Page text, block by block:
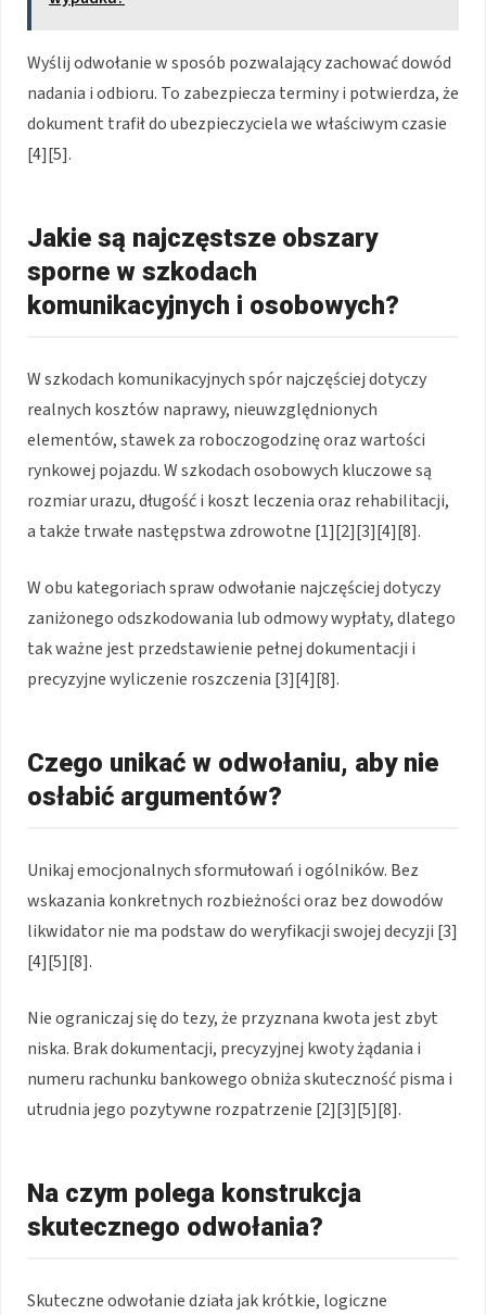
Wyślij odwołanie w sposób pozwalający zachować dowód
nadania i odbioru. To zabezpiecza terminy i potwierdza, że
dokument trafił do ubezpieczyciela we właściwym czasie
[4][5].
Jakie są najczęstsze obszary
sporne w szkodach
komunikacyjnych i osobowych?
W szkodach komunikacyjnych spór najczęściej dotyczy
realnych kosztów naprawy, nieuwzględnionych
elementów, stawek za roboczogodzinę oraz wartości
rynkowej pojazdu. W szkodach osobowych kluczowe są
rozmiar urazu, długość i koszt leczenia oraz rehabilitacji,
a także trwałe następstwa zdrowotne [1][2][3][4][8].
W obu kategoriach spraw odwołanie najczęściej dotyczy
zaniżonego odszkodowania lub odmowy wypłaty, dlatego
tak ważne jest przedstawienie pełnej dokumentacji i
precyzyjne wyliczenie roszczenia [3][4][8].
Czego unikać w odwołaniu, aby nie
osłabić argumentów?
Unikaj emocjonalnych sformułowań i ogólników. Bez
wskazania konkretnych rozbieżności oraz bez dowodów
likwidator nie ma podstaw do weryfikacji swojej decyzji [3]
[4][5][8].
Nie ograniczaj się do tezy, że przyznana kwota jest zbyt
niska. Brak dokumentacji, precyzyjnej kwoty żądania i
numeru rachunku bankowego obniża skuteczność pisma i
utrudnia jego pozytywne rozpatrzenie [2][3][5][8].
Na czym polega konstrukcja
skutecznego odwołania?
Skuteczne odwołanie działa jak krótkie, logiczne